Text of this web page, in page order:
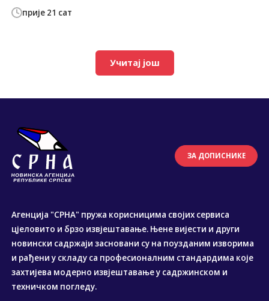
прије 21 сат
Учитај још
ЗА ДОПИСНИКЕ
Агенција "СРНА" пружа корисницима својих сервиса
цјеловито и брзо извјештавање. Њене вијести и други
новински садржаји засновани су на поузданим изворима
и рађени у складу са професионалним стандардима које
захтијева модерно извјештавање у садржинском и
техничком погледу.